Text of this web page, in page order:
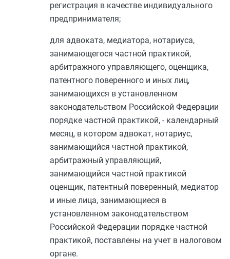
регистрация в качестве индивидуального
предпринимателя;
для адвоката, медиатора, нотариуса,
занимающегося частной практикой,
арбитражного управляющего, оценщика,
патентного поверенного и иных лиц,
занимающихся в установленном
законодательством Российской Федерации
порядке частной практикой, - календарный
месяц, в котором адвокат, нотариус,
занимающийся частной практикой,
арбитражный управляющий,
занимающийся частной практикой
оценщик, патентный поверенный, медиатор
и иные лица, занимающиеся в
установленном законодательством
Российской Федерации порядке частной
практикой, поставлены на учет в налоговом
органе.